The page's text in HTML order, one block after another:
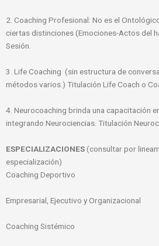
2. Coaching Profesional: No es el
ciertas distinciones (Emociones-Actos del
Sesión.
3. Life Coaching (sin estructura de
métodos varios.) Titulación Life Coach o
4. Neurocoaching brinda una capacitación
integrando Neurociencias. Titulación
ESPECIALIZACIONES (consultar por
especialización)
Coaching Deportivo
Empresarial, Ejecutivo y Organizacional
Coaching Sistémico